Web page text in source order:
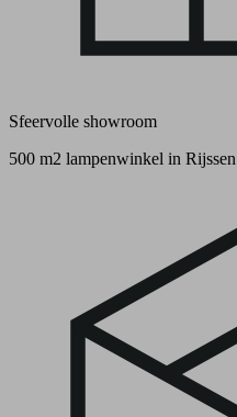
Sfeervolle showroom
500 m2 lampenwinkel in Rijssen